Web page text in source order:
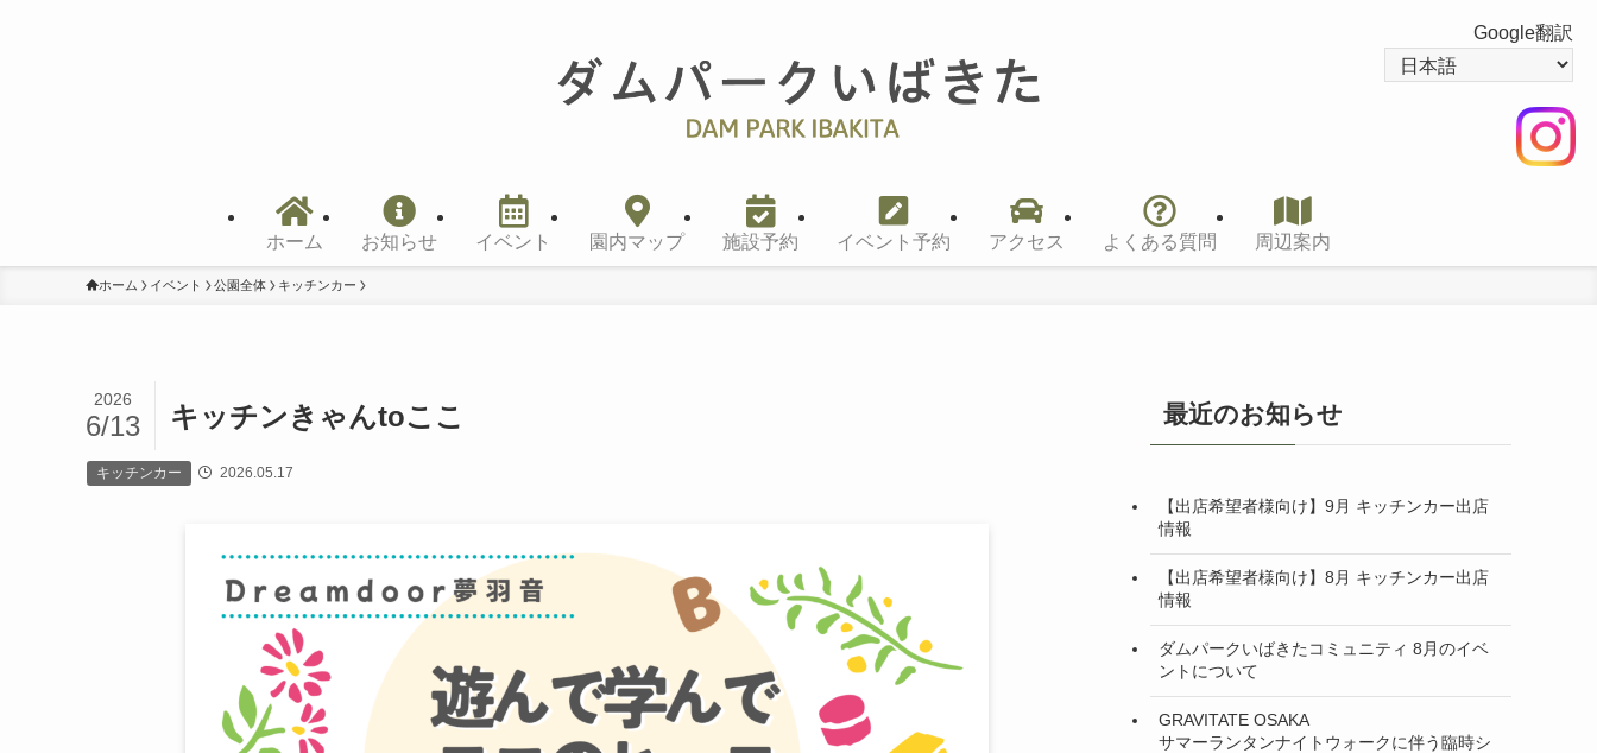
ホーム お知らせ イベント 園内マップ 施設予約 イベント予約 アクセス よくある質問 周辺案内
Google翻訳
ホーム イベント 公園全体 キッチンカー
キッチンきゃんtoここ
2026
6/13
キッチンカー 2026.05.17
最近のお知らせ
【出店希望者様向け】9月 キッチンカー出店
情報
【出店希望者様向け】8月 キッチンカー出店
情報
ダムパークいばきたコミュニティ 8月のイベ
ントについて
GRAVITATE OSAKA
サマーランタンナイトウォークに伴う臨時シ